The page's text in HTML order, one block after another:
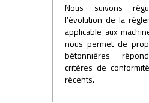
Nous suivons
l’évolution de la
applicable aux
nous permet de
bétonnières
critères de
récents.